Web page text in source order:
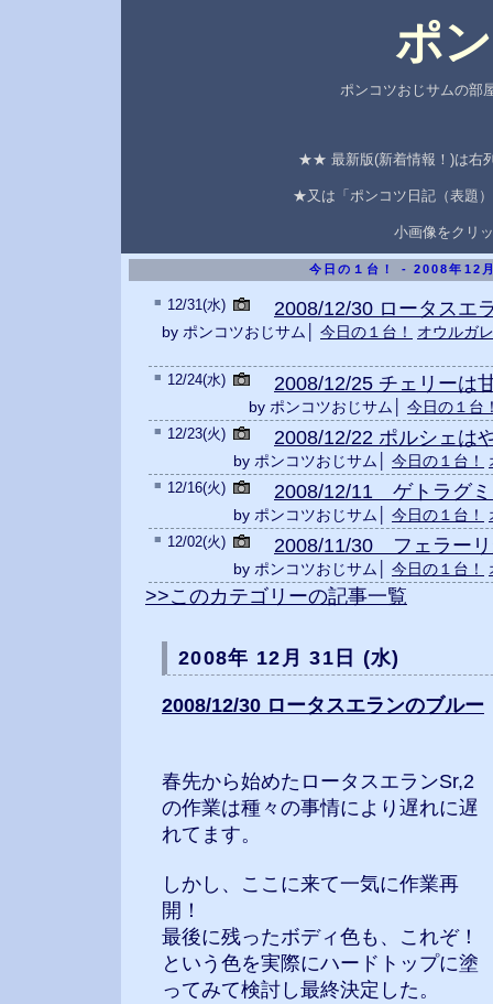
ポ
ポンコツおじサムの部
★★ 最新版(新着情報！)は右
★又は「ポンコツ日記（表題
小画像をクリ
今日の１台！ - 2008年12
■ 12/31(水) 2008/12/30 ロータスエ
by ポンコツおじサム│ 今日の１台！ オウルガ
■ 12/24(水) 2008/12/25 チェリー
by ポンコツおじサム│ 今日の１台
■ 12/23(火) 2008/12/22 ポルシェは
by ポンコツおじサム│ 今日の１台！
■ 12/16(火) 2008/12/11 ゲトラグ
by ポンコツおじサム│ 今日の１台！
■ 12/02(火) 2008/11/30 フェラー
by ポンコツおじサム│ 今日の１台！
>>このカテゴリーの記事一覧
2008年 12月 31日 (水)
2008/12/30 ロータスエランのブルー
春先から始めたロータスエランSr,2
の作業は種々の事情により遅れに遅
れてます。
しかし、ここに来て一気に作業再
開！
最後に残ったボディ色も、これぞ！
という色を実際にハードトップに塗
ってみて検討し最終決定した。